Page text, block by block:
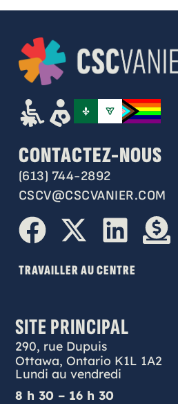
CONTACTEZ-NOUS
(613) 744-2892
CSCV@CSCVANIER.COM
TRAVAILLER AU CENTRE
SITE PRINCIPAL
290, rue Dupuis
Ottawa, Ontario K1L 1A2
Lundi au vendredi
8 h 30 – 16 h 30